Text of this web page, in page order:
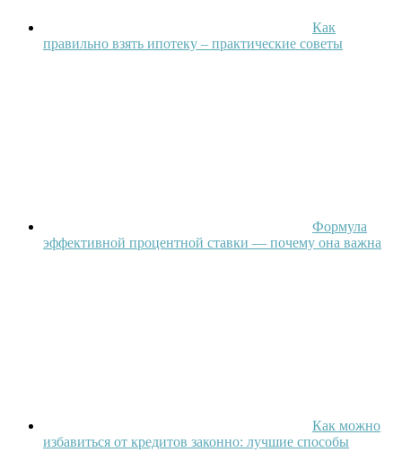
Как
правильно взять ипотеку – практические советы
Формула
эффективной процентной ставки — почему она важна
Как можно
избавиться от кредитов законно: лучшие способы